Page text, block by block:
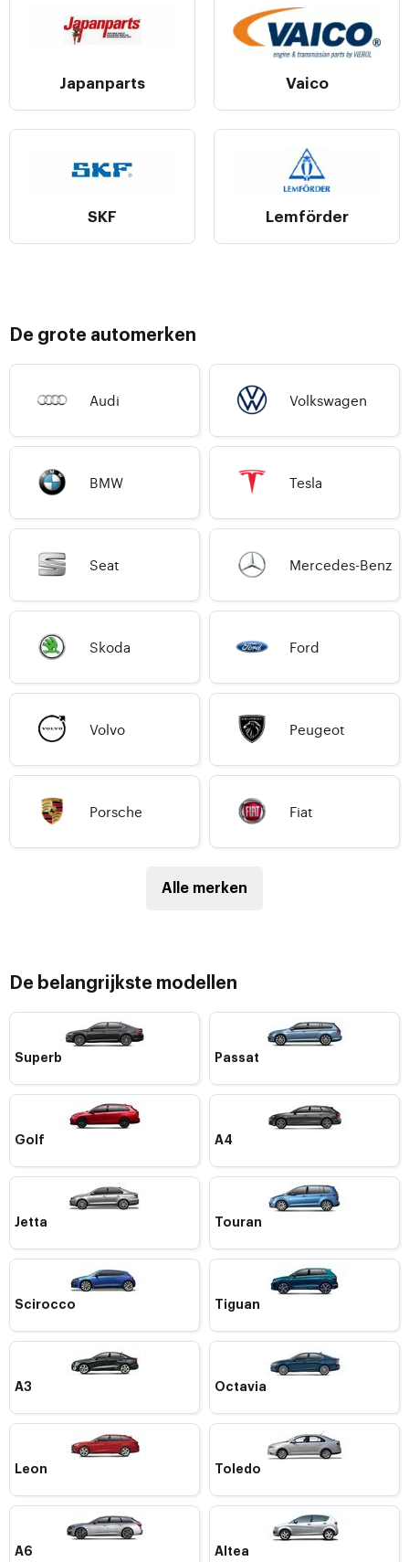
Japanparts Vaico
SKF Lemförder
De grote automerken
Audi Volkswagen
BMW Tesla
Seat Mercedes-Benz
Skoda Ford
Volvo Peugeot
Porsche Fiat
Alle merken
De belangrijkste modellen
Superb Passat
Golf A4
Jetta Touran
Scirocco Tiguan
A3 Octavia
Leon Toledo
A6 Altea